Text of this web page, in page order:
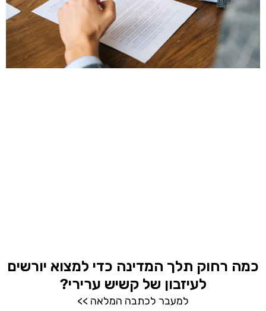
כמה רחוק תלך המדינה כדי למצוא יורשים
לעיזבון של קשיש ערירי?
למעבר לכתבה המלאה >>